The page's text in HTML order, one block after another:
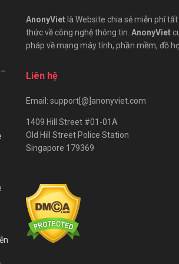
AnonyVietlà Website chia sẻ miễn phí tất
thức về công nghệ thông tin. AnonyViet
pháp về mạng máy tính, phần mềm, đồ
Liên hệ
Email: support[@]anonyviet.com
1409 Hill Street #01-01A
Old Hill Street Police Station
Singapore 179369